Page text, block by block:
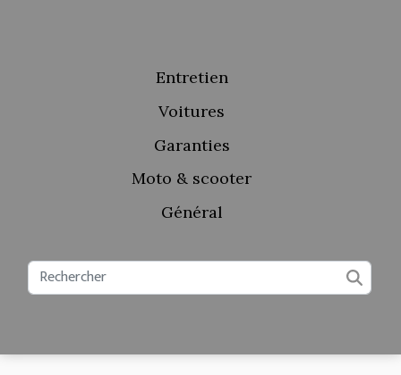
Entretien
Voitures
Garanties
Moto & scooter
Général